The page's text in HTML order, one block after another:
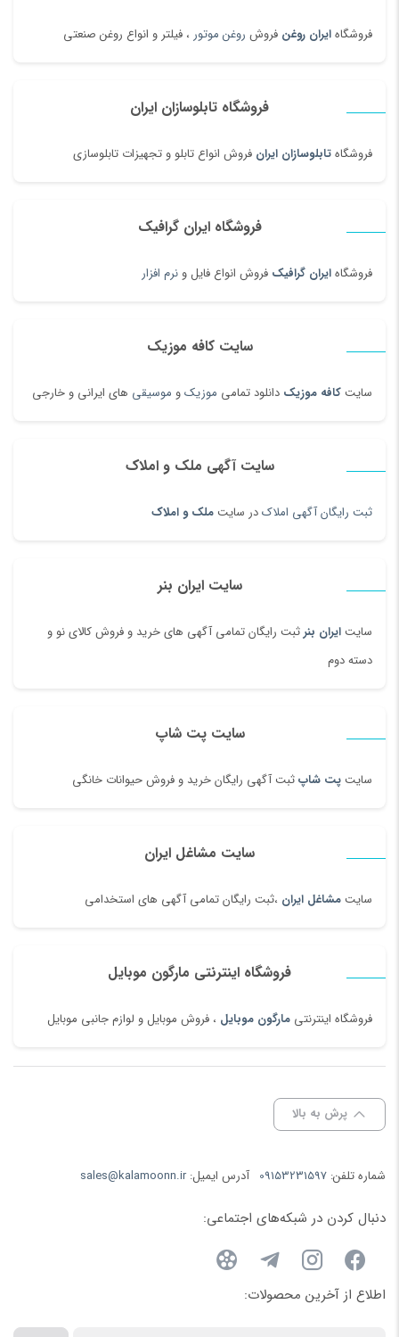
فروشگاهایران روغن فروش روغن موتور ، فیلتر و انواع روغن صنعتی
فروشگاه تابلوسازان ایران
فروشگاهتابلوسازان ایران فروش انواع تابلو و تجهیزات تابلوسازی
فروشگاه ایران گرافیک
فروشگاهایران گرافیک فروش انواع فایل و نرم افزار
سایت کافه موزیک
سایت کافه موزیک دانلود تمامی موزیکو موسیقی های ایرانی و خارجی
سایت آگهی ملک و املاک
ثبت رایگان آگهی املاکدر سایت ملک و املاک
سایت ایران بنر
سایت ایران بنرثبت رایگان تمامی آگهی های خرید و فروش کالای نو و
دسته دوم
سایت پت شاپ
سایت پت شاپثبت آگهی رایگان خرید و فروش حیوانات خانگی
سایت مشاغل ایران
سایت مشاغل ایران ،ثبت رایگان تمامی آگهی های استخدامی
فروشگاه اینترنتی مارگون موبایل
فروشگاه اینترنتی مارگون موبایل ، فروش موبایل و لوازم جانبی موبایل
پرش به بالا
شماره تلفن: 09153231597 آدرس ایمیل:sales@kalamoonn.ir
دنبال کردن در شبکه‌های اجتماعی:
اطلاع از آخرین محصولات: